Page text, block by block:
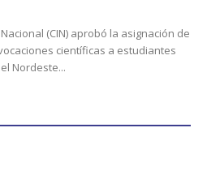
(CIN) aprobó la asignación de
científicas a estudiantes
Nordeste...